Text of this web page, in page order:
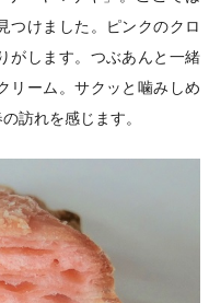
つけました。ピンクのクロ
がします。つぶあんと一緒
リーム。サクッと噛みしめ
訪れを感じます。